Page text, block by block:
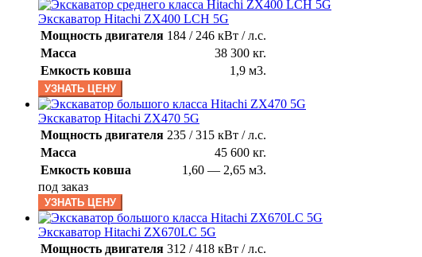
Экскаватор Hitachi ZX400 LCH 5G
Мощность двигателя 184 / 246 кВт / л.с.
Масса
38 300 кг.
Емкость ковша
1,9 м3.
УЗНАТЬ ЦЕНУ
Экскаватор Hitachi ZX470 5G
Мощность двигателя 235 / 315 кВт / л.с.
Масса
45 600 кг.
Емкость ковша
1,60 — 2,65 м3.
под заказ
УЗНАТЬ ЦЕНУ
Экскаватор Hitachi ZX670LC 5G
Мощность двигателя 312 / 418 кВт / л.с.